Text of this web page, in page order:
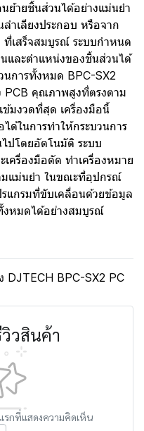
ย้ายชิ้นส่วนได้อย่างแม่นยำ
ำเลียงประกอบ หรือจาก
เสร็จสมบูรณ์ ระบบกำหนด
และตำแหน่งของชิ้นส่วนได้
นการทั้งหมด BPC-SX2
PCB คุณภาพสูงที่ตรงตาม
มงวดที่สุด เครื่องมือนี้
ด้ในการทำให้กระบวนการ
ปโดยอัตโนมัติ ระบบ
เครื่องมือตัด ทำเครื่องหมาย
มแม่นยำ ในขณะที่อุปกรณ์
รแกรมที่ขับเคลื่อนด้วยข้อมูล
งหมดได้อย่างสมบูรณ์
DJTECH BPC-SX2 PC
วสินค้า
รกที่แสดงความคิดเห็น